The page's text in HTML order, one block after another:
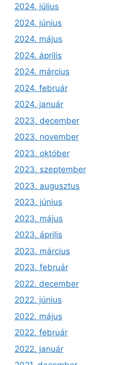
2024. július
2024. június
2024. május
2024. április
2024. március
2024. február
2024. január
2023. december
2023. november
2023. október
2023. szeptember
2023. augusztus
2023. június
2023. május
2023. április
2023. március
2023. február
2022. december
2022. június
2022. május
2022. február
2022. január